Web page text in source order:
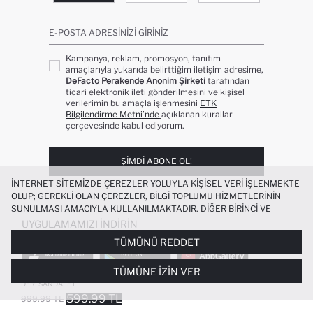
KADIN TEK BANTLI YÜKSEK TABAN SUNI
DERI SANDALET
999.99 TL 599.99 TL
E-POSTA ADRESINIZI GIRINIZ
Kampanya, reklam, promosyon, tanıtım
amaçlarıyla yukarıda belirttiğim iletişim adresime,
DeFacto Perakende Anonim Şirketi tarafından
ticari elektronik ileti gönderilmesini ve kişisel
verilerimin bu amaçla işlenmesini ETK
Bilgilendirme Metni’nde açıklanan kurallar
çerçevesinde kabul ediyorum.
ŞIMDI ABONE OL!
UYGULAMAMIZI İNDIRIN
POPÜLER KATEGORILER
İNTERNET SITEMIZDE ÇEREZLER YOLUYLA KIŞISEL VERI IŞLENMEKTE
OLUP; GEREKLI OLAN ÇEREZLER, BILGI TOPLUMU HIZMETLERININ
SUNULMASI AMACIYLA KULLANILMAKTADIR. DIĞER BIRINCI VE
ÜÇÜNCÜ TARAF ÇEREZLER ISE SIZE DAHA IYI BIR ALIŞVERIŞ
DENEYIMI SUNULABILMESI, SITEMIZIN DAHA IŞLEVSEL KILINMASI VE
KIŞISELLEŞTIRMESI VE AÇIK RIZA VERMENIZ HALINDE, SIZLERE
YÖNELIK PAZARLAMA FAALIYETLERININ YAPILMASI AMAÇLARIYLA
SINIRLI OLARAK KULLANILACAKTIR. ÇEREZLERE DAIR TERCIHLERINIZI
ÇEREZ TERCIHLERIPANELI ARACILIĞIYLA HER ZAMAN YÖNETEBILIR,
ÇEREZLERLE ILGILI DAHA DETAYLI BILGIYE
TÜMÜNÜ REDDET
TÜMÜNE İZIN VER